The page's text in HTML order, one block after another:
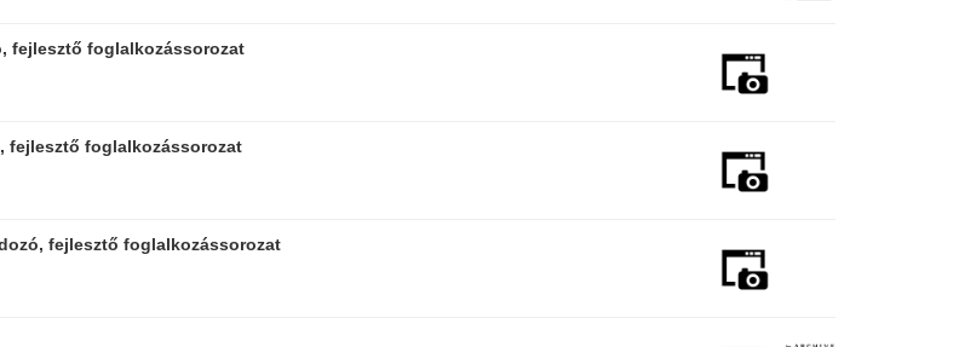
fejlesztő foglalkozássorozat
fejlesztő foglalkozássorozat
fejlesztő foglalkozássorozat